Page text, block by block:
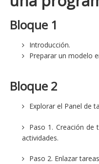
Bloque 1
Introducción.
Preparar un modelo
Bloque 2
Explorar el Panel de
Paso 1. Creación de
actividades.
Paso 2. Enlazar